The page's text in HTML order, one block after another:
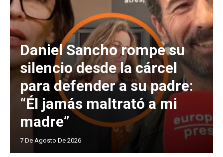
Daniel Sancho rompe su
silencio desde la cárcel
para defender a su padre:
“Él jamás maltrató a mi
madre”
7 De Agosto De 2026